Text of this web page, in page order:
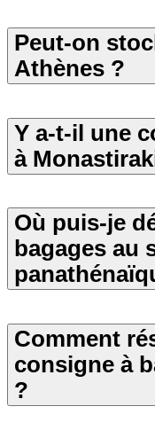
Peut-on
Athènes ?
Y a-t-il une
à
Où puis-je
bagages au
Comment
consigne à
?